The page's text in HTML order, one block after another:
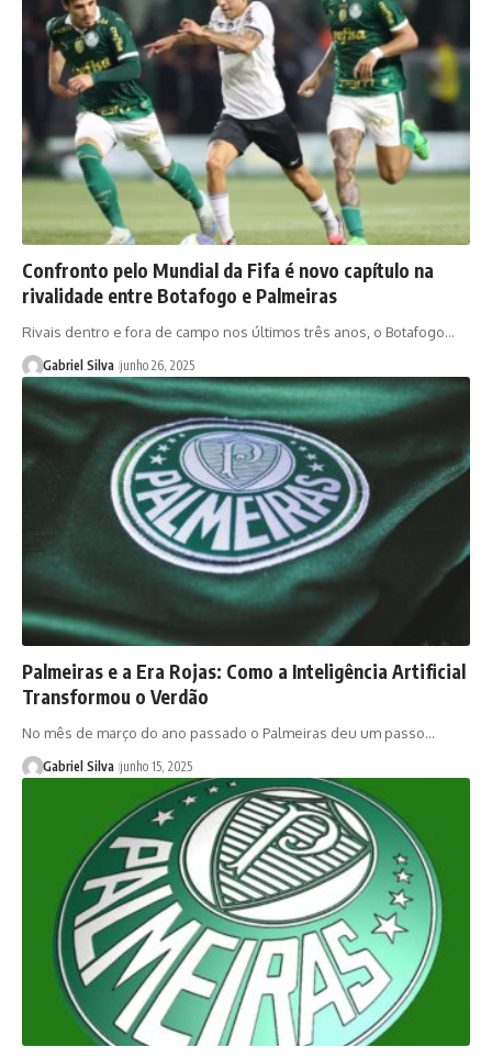
Confronto pelo Mundial da Fifa é novo capítulo na
rivalidade entre Botafogo e Palmeiras
Rivais dentro e fora de campo nos últimos três anos, o Botafogo…
Gabriel Silva junho 26, 2025
Palmeiras e a Era Rojas: Como a Inteligência Artificial
Transformou o Verdão
No mês de março do ano passado o Palmeiras deu um passo…
Gabriel Silva junho 15, 2025